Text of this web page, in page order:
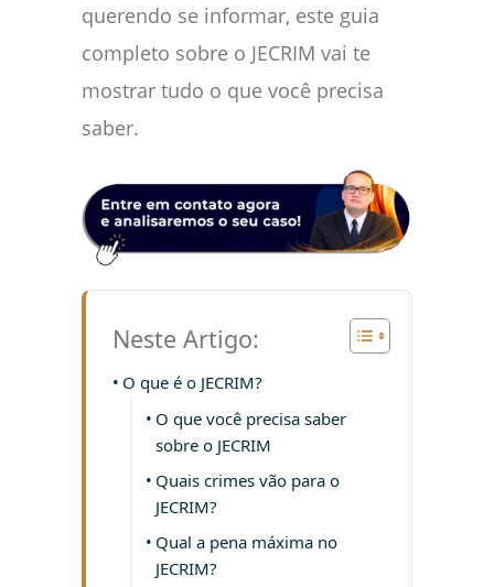
querendo se informar, este guia
completo sobre o JECRIM vai te
mostrar tudo o que você precisa
saber.
Neste Artigo:
O que é o JECRIM?
O que você precisa saber
sobre o JECRIM
Quais crimes vão para o
JECRIM?
Qual a pena máxima no
JECRIM?